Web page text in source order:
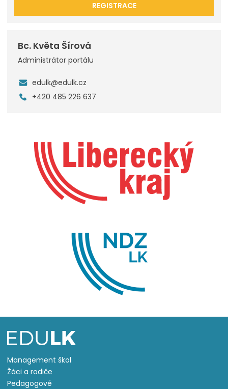
REGISTRACE
Bc. Květa Šírová
Administrátor portálu
edulk@edulk.cz
+420 485 226 637
Management škol
Žáci a rodiče
Pedagogové